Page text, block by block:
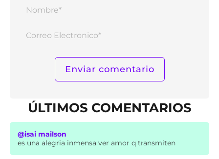
ÚLTIMOS COMENTARIOS
@isai mailson
es una alegria inmensa ver amor q transmiten